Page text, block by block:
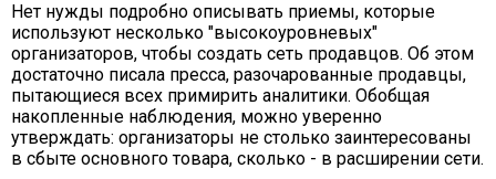
Нет нужды подробно описывать приемы, которые
используют несколько "высокоуровневых"
организаторов, чтобы создать сеть продавцов. Об этом
достаточно писала пресса, разочарованные продавцы,
пытающиеся всех примирить аналитики. Обобщая
накопленные наблюдения, можно уверенно
утверждать: организаторы не столько заинтересованы
в сбыте основного товара, сколько - в расширении сети.